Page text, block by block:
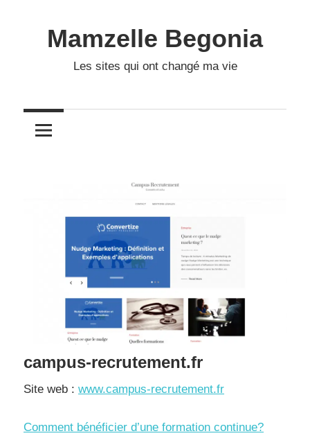
contentMamzelle Begonia
Les sites qui ont changé ma vie
campus-recrutement.fr
Site web : www.campus-recrutement.fr
Comment bénéficier d’une formation continue?